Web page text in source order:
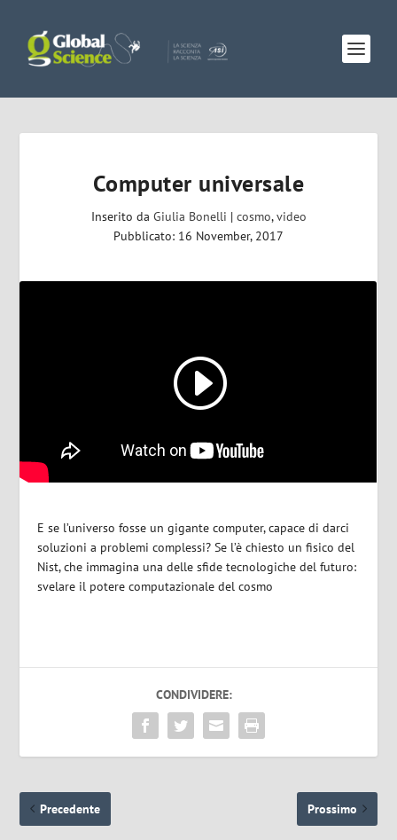
Computer universale
Inserito da Giulia Bonelli | cosmo,video
Pubblicato: 16 November, 2017
E se l’universo fosse un gigante computer, capace di darci
soluzioni a problemi complessi? Se l’è chiesto un fisico del
Nist, che immagina una delle sfide tecnologiche del futuro:
svelare il potere computazionale del cosmo
CONDIVIDERE:
Precedente Prossimo